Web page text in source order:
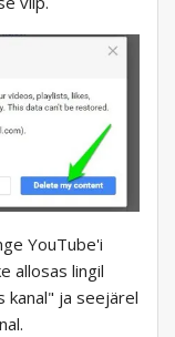
YouTube'i
allosas lingil
kanal" ja seejärel